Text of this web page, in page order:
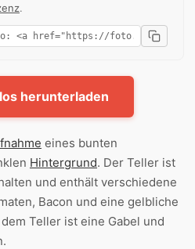
.
herunterladen
eines bunten
Hintergrund. Der Teller ist
und enthält verschiedene
Bacon und eine gelbliche
Teller ist eine Gabel und